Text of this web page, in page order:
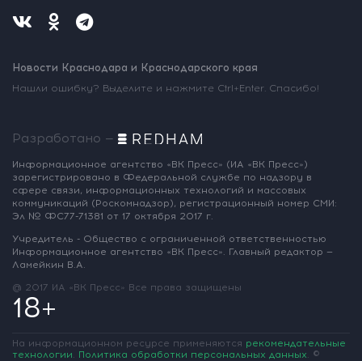
Новости Краснодара и Краснодарского края
Нашли ошибку? Выделите и нажмите Ctrl+Enter. Спасибо!
Разработано —
Информационное агентство «ВК Пресс» (ИА «ВК Пресс»)
зарегистрировано в Федеральной службе по надзору в
сфере связи, информационных технологий и массовых
коммуникаций (Роскомнадзор), регистрационный номер СМИ:
Эл № ФС77-71381 от 17 октября 2017 г.
Учредитель - Общество с ограниченной ответственностью
Информационное агентство «ВК Пресс». Главный редактор —
Ламейкин В.А.
@ 2017 ИА «ВК Пресс» Все права защищены
18+
На информационном ресурсе применяются рекомендательные
технологии. Политика обработки персональных данных. ©